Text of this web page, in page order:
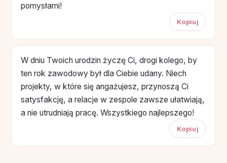
pomysłami!
Kopiuj
W dniu Twoich urodzin życzę Ci, drogi kolego, by
ten rok zawodowy był dla Ciebie udany. Niech
projekty, w które się angażujesz, przynoszą Ci
satysfakcję, a relacje w zespole zawsze ułatwiają,
a nie utrudniają pracę. Wszystkiego najlepszego!
Kopiuj